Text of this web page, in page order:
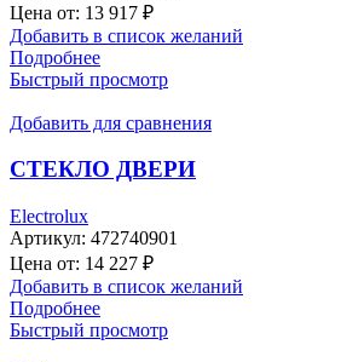
Цена от: 13 917 ₽
Добавить в список желаний
Подробнее
Быстрый просмотр
Добавить для сравнения
СТЕКЛО ДВЕРИ
Electrolux
Артикул: 472740901
Цена от: 14 227 ₽
Добавить в список желаний
Подробнее
Быстрый просмотр